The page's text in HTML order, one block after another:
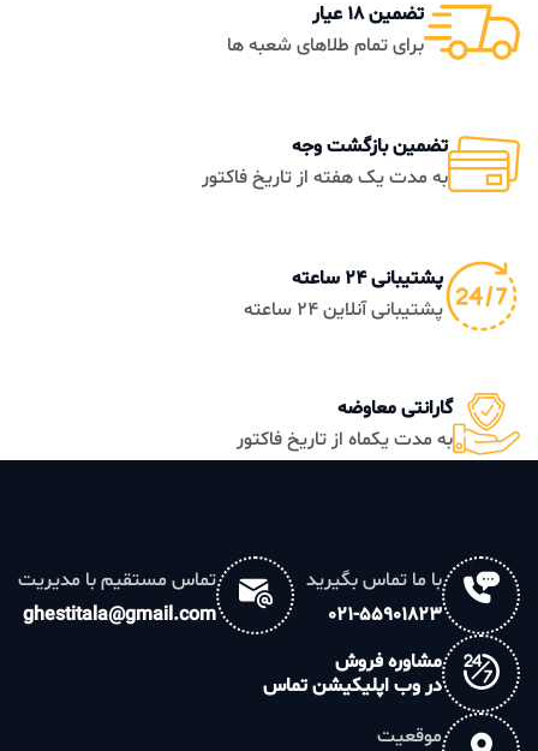
تضمین 18 عیار
برای تمام طلاهای شعبه ها
تضمین بازگشت وجه
به مدت یک هفته از تاریخ فاکتور
پشتیبانی 24 ساعته
پشتیبانی آنلاین 24 ساعته
گارانتی معاوضه
به مدت یکماه از تاریخ فاکتور
با ما تماس بگیرید
021-55901823
تماس مستقیم با مدیریت
ghestitala@gmail.com
مشاوره فروش
در وب اپلیکیشن تماس
موقعیت